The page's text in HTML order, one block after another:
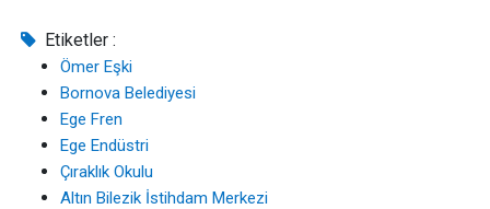
Etiketler :
Ömer Eşki
Bornova Belediyesi
Ege Fren
Ege Endüstri
Çıraklık Okulu
Altın Bilezik İstihdam Merkezi